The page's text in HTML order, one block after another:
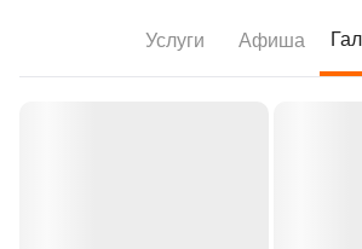
Услуги Афиша